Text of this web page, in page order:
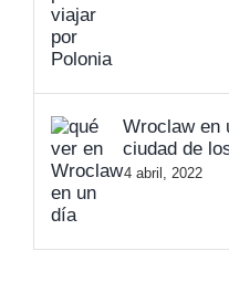
Wroclaw en
ciudad de
4 abril, 2022